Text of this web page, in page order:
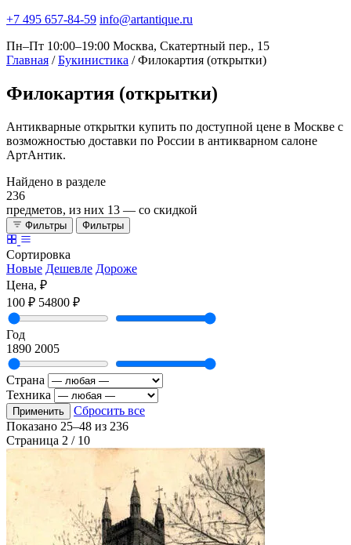
+7 495 657-84-59 info@artantique.ru
Пн–Пт 10:00–19:00 Москва, Скатертный пер., 15
Главная / Букинистика / Филокартия (открытки)
Филокартия (открытки)
Антикварные открытки купить по доступной цене в Москве с
возможностью доставки по России в антикварном салоне
АртАнтик.
Найдено в разделе
236
предметов, из них 13 — со скидкой
Фильтры Фильтры
Сортировка
Новые Дешевле Дороже
Цена, ₽
100 ₽ 54800 ₽
Год
1890 2005
Страна
Техника
Применить
Сбросить все
Показано 25–48 из 236
Страница 2 / 10